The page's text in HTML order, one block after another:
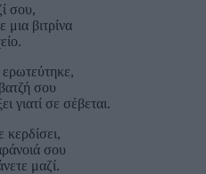
σου,
μια βιτρίνα
σου
γιατί σε σέβεται.
σου
μαζί.